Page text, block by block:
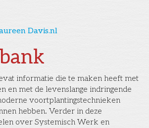
informatie die te maken heeft met
en met de levenslange indringende
voortplantingstechnieken
hebben. Verder in deze
over Systemisch Werk en
Davis.nl